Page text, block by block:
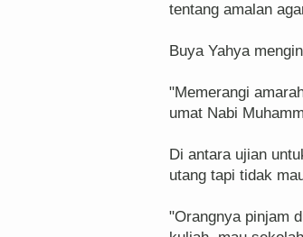
tentang amalan
Buya Yahya
"Memerangi
umat Nabi
Di antara ujian
utang tapi tidak
"Orangnya pinjam